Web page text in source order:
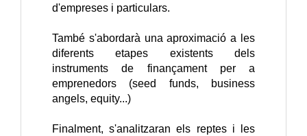
d'empreses i particulars.
També s'abordarà una aproximació a les
diferents etapes existents dels
instruments de finançament per a
emprenedors (seed funds, business
angels, equity...)
Finalment, s'analitzaran els reptes i les